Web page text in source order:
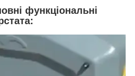
функціональні